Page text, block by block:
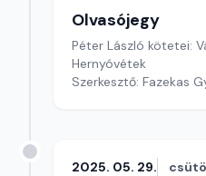
Olvasójegy
Péter László kötetei:
Hernyóvétek
Szerkesztő: Fazekas
2025. 05. 29.